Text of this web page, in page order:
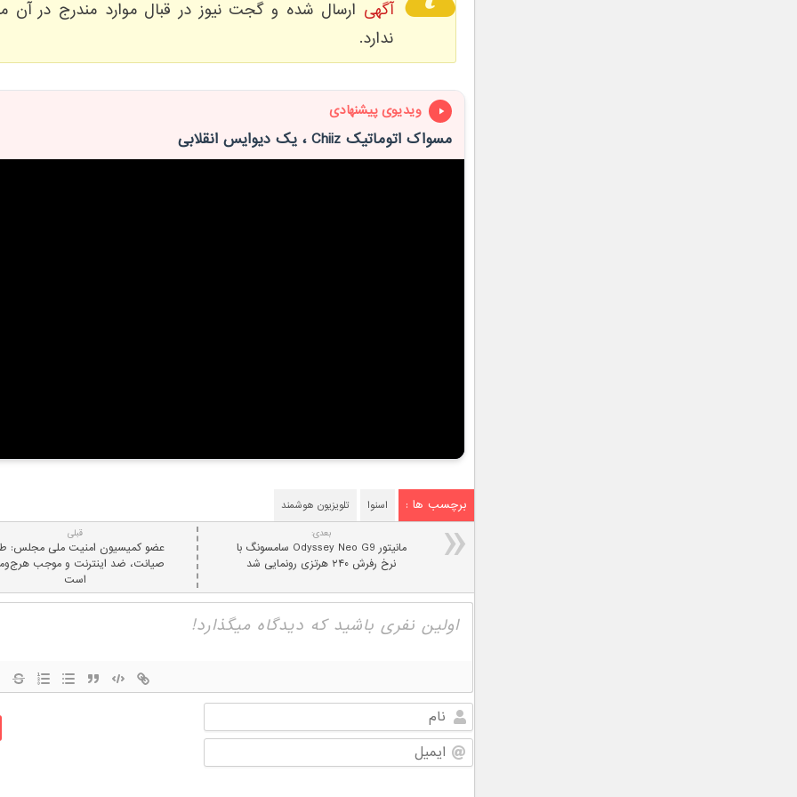
آگهی ارسال شده و گجت نیوز در قبال موارد مندرج در آن
ندارد.
ویدیوی پیشنهادی
مسواک اتوماتیک Chiiz ، یک دیوایس انقلابی
برچسب ها : اسنوا تلویزیون هوشمند
قبلی
عضو کمیسیون امنیت ملی مجلس:
صیانت، ضد اینترنت و موجب
است
بعدی:
مانیتور Odyssey Neo G9 سامسونگ با
نرخ رفرش ۲۴۰ هرتزی رونمایی شد